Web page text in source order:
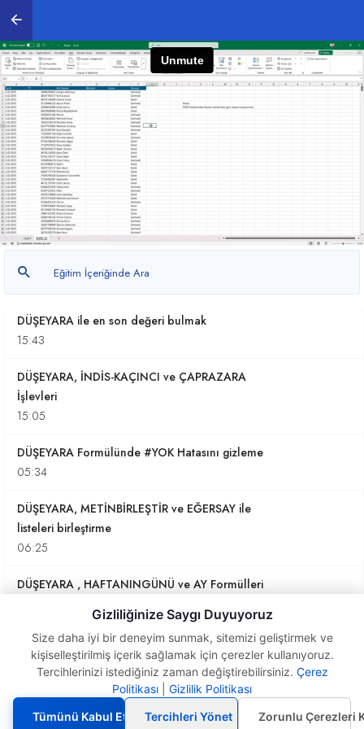
1. DÜŞEYARA Formülü
0/ 24
2. DÜŞEYARA Formülünde İleri Düzey Uygulamalar
/ 19
Sütunları Birleştirerek Düşeyara Kullanımı
11:41
DÜŞEYARA'nın 3 farklı sütundaki verilerde
kullanımı
DÜŞEYARA ile en son değeri bulmak
15:43
DÜŞEYARA, İNDİS-KAÇINCI ve ÇAPRAZARA
İşlevleri
15:05
DÜŞEYARA Formülünde #YOK Hatasını gizleme
05:34
DÜŞEYARA, METİNBİRLEŞTİR ve EĞERSAY ile
listeleri birleştirme
06:25
DÜŞEYARA , HAFTANINGÜNÜ ve AY Formülleri
Slayt- Excel'de DÜŞEYARA ve İNDİS İşlevlerinin
Karşılaştırması
01:31
Sütunları Birleştirerek
Düşeyara Kullanımı
Gizliliğinize Saygı Duyuyoruz
Size daha iyi bir deneyim sunmak, sitemizi geliştirmek ve
kişiselleştirilmiş içerik sağlamak için çerezler kullanıyoruz.
Tercihlerinizi istediğiniz zaman değiştirebilirsiniz. Çerez
Politikası
Gizlilik Politikası
Tümünü Kabul Et
Tercihleri Yönet Zorunlu Çerezleri